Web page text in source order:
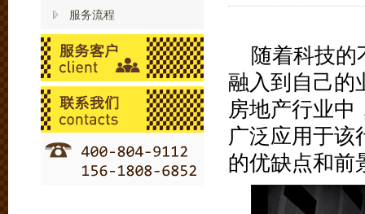
服务流程
随着科技
融入到自己的
房地产行业
广泛应用于该
的优缺点和前